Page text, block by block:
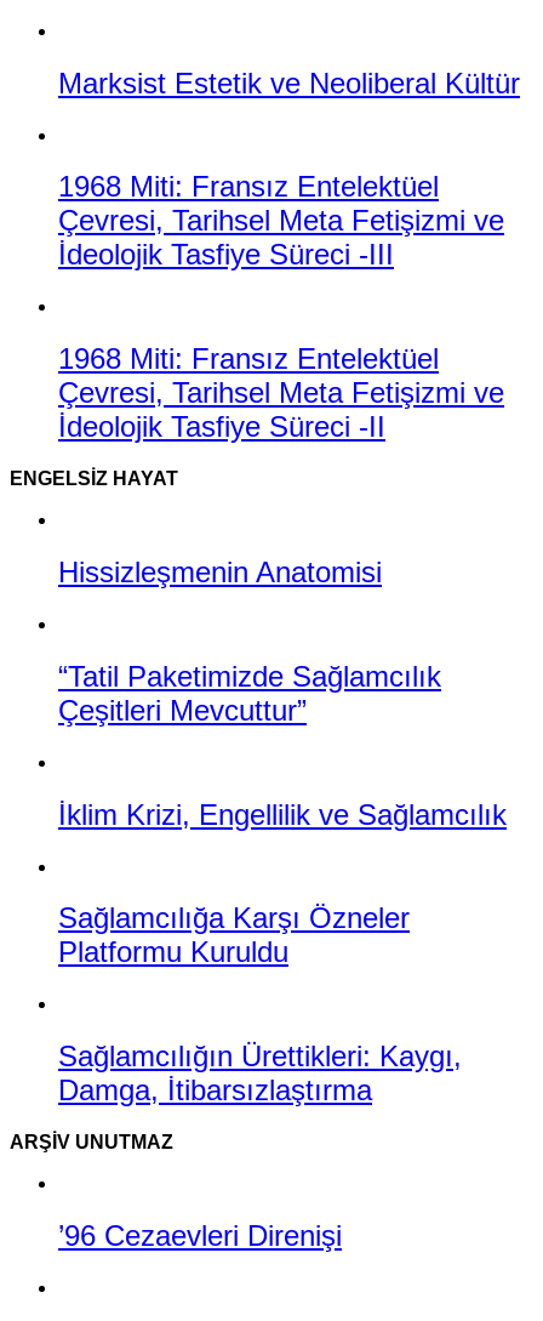
Marksist Estetik ve Neoliberal Kültür
1968 Miti: Fransız Entelektüel
Çevresi, Tarihsel Meta Fetişizmi ve
İdeolojik Tasfiye Süreci -III
1968 Miti: Fransız Entelektüel
Çevresi, Tarihsel Meta Fetişizmi ve
İdeolojik Tasfiye Süreci -II
ENGELSIZ HAYAT
Hissizleşmenin Anatomisi
“Tatil Paketimizde Sağlamcılık
Çeşitleri Mevcuttur”
İklim Krizi, Engellilik ve Sağlamcılık
Sağlamcılığa Karşı Özneler
Platformu Kuruldu
Sağlamcılığın Ürettikleri: Kaygı,
Damga, İtibarsızlaştırma
ARŞIV UNUTMAZ
’96 Cezaevleri Direnişi